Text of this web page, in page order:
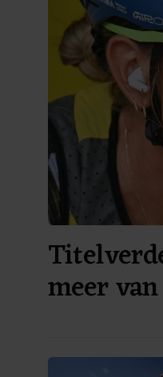
meer